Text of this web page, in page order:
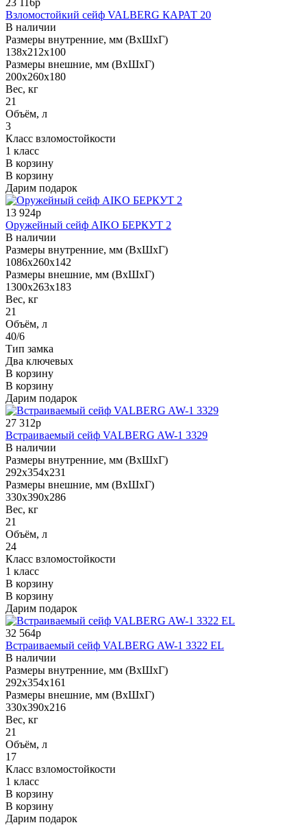
Взломостойкий сейф VALBERG КАРАТ 20
В наличии
Размеры внутренние, мм (ВхШхГ)
138x212x100
Размеры внешние, мм (ВхШхГ)
200x260x180
Вес, кг
21
Объём, л
3
Класс взломостойкости
1 класс
В корзину
В корзину
Дарим подарок
13 924р
Оружейный сейф AIKO БЕРКУТ 2
В наличии
Размеры внутренние, мм (ВхШхГ)
1086x260x142
Размеры внешние, мм (ВхШхГ)
1300x263x183
Вес, кг
21
Объём, л
40/6
Тип замка
Два ключевых
В корзину
В корзину
Дарим подарок
27 312р
Встраиваемый сейф VALBERG AW-1 3329
В наличии
Размеры внутренние, мм (ВхШхГ)
292x354x231
Размеры внешние, мм (ВхШхГ)
330x390x286
Вес, кг
21
Объём, л
24
Класс взломостойкости
1 класс
В корзину
В корзину
Дарим подарок
32 564р
Встраиваемый сейф VALBERG AW-1 3322 EL
В наличии
Размеры внутренние, мм (ВхШхГ)
292x354x161
Размеры внешние, мм (ВхШхГ)
330x390x216
Вес, кг
21
Объём, л
17
Класс взломостойкости
1 класс
В корзину
В корзину
Дарим подарок